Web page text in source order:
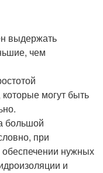
выдержать
чем
могут быть
большой
при
обеспечении нужных
и